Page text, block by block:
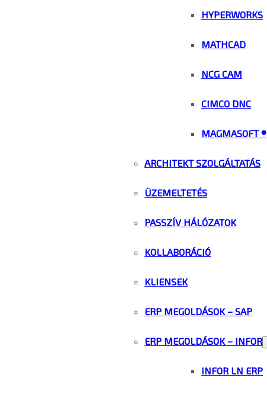
HYPERWORKS
MATHCAD
NCG CAM
CIMCO DNC
MAGMASOFT ®
ARCHITEKT SZOLGÁLTATÁS
ÜZEMELTETÉS
PASSZÍV HÁLÓZATOK
KOLLABORÁCIÓ
KLIENSEK
ERP MEGOLDÁSOK – SAP
ERP MEGOLDÁSOK – INFOR
INFOR LN ERP